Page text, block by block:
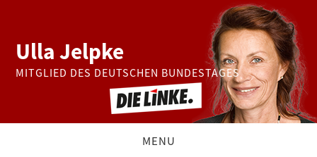
Ulla Jelpke
MITGLIED DES DEUTSCHEN BUNDESTAGES
MENU